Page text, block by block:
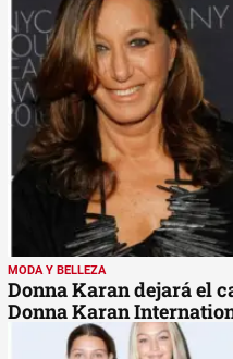
MODA Y BELLEZA
Donna Karan dejará el
Donna Karan